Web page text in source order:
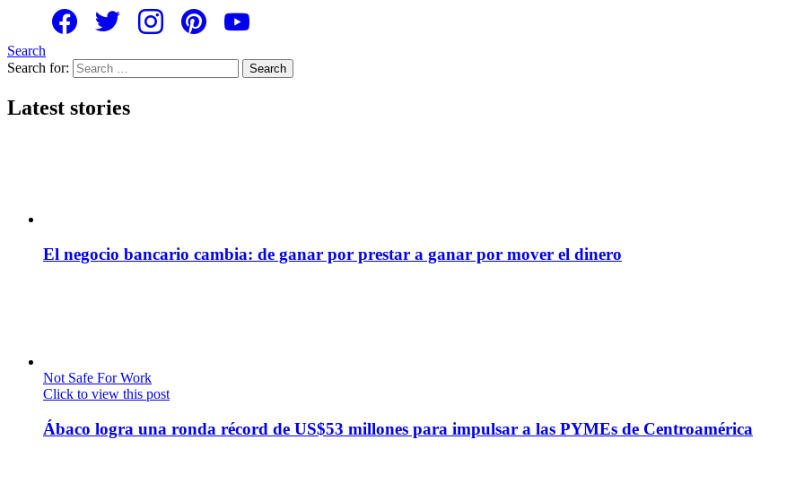
Search
Search for:
Search
Latest stories
El negocio bancario cambia: de ganar por prestar a ganar por mover el dinero
Not Safe For Work
Click to view this post
Ábaco logra una ronda récord de US$53 millones para impulsar a las PYMEs de Centroamérica